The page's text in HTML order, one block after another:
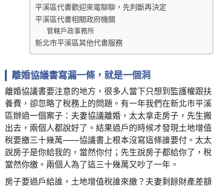
平溪區代書歡迎來電聊聊，先判斷再決定
平溪區代書相關政府機關
管轄戶政事務所
新北市平溪區其他代書服務
離婚協議書寫漏一條，就是一個洞
離婚協議書要注意的地方，很多人當下只想到監護權跟扶
養費，卻忽略了稅務上的問題。有一年我們在新北市平溪
區辦過一個案子：夫妻協議離婚，太太拿走房子，先生搬
出去，兩個人都說好了。結果過戶的時候才發現土地增值
稅要繳三十幾萬——協議書上根本沒寫這條誰要付。太太
說房子是你給我的，當然你付；先生說房子都給你了，稅
當然你繳。兩個人為了這三十幾萬又吵了一年。
房子要過戶給誰，土地增值稅誰來繳？夫妻剩餘財產差額